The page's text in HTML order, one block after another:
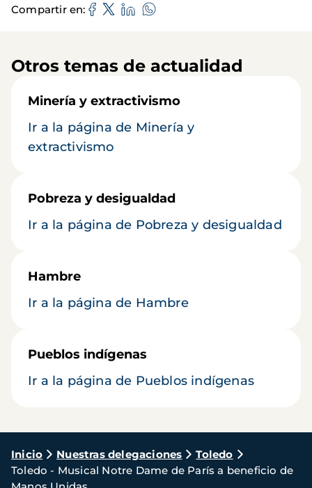
Compartir en
Otros temas de actualidad
Minería y extractivismo
Ir a la página de Minería y
extractivismo
Pobreza y desigualdad
Ir a la página de Pobreza y desigualdad
Hambre
Ir a la página de Hambre
Pueblos indígenas
Ir a la página de Pueblos indígenas
Ruta
de
Inicio Nuestras delegaciones
Toledo
Toledo - Musical Notre Dame de París a beneficio de